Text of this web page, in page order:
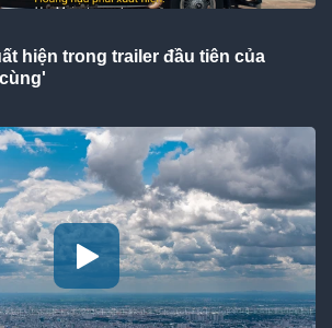
hiện trong trailer đầu tiên của